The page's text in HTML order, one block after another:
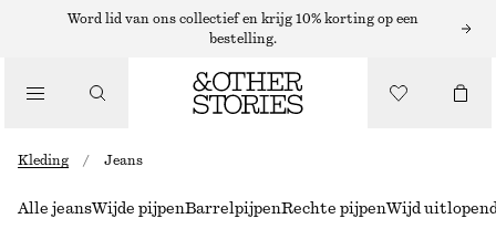
Word lid van ons collectief en krijg 10% korting op een
bestelling.
Kleding / Jeans
Alle jeansWijde pijpenBarrelpijpenRechte pijpenWijd